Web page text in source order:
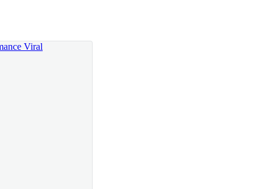
con él y con la que ahora fuera su esposa. La
había comprado para ella era mucho más